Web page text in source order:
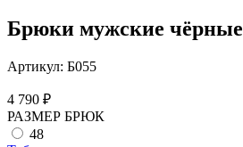
Брюки мужские чёрные
Артикул: Б055
4 790 ₽
РАЗМЕР БРЮК
48